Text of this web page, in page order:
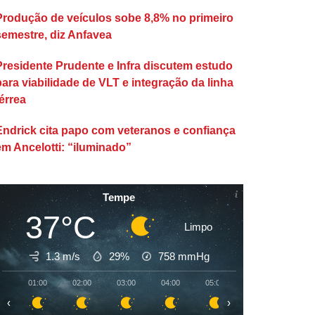
de veículos sobe 8,8% no primeiro
diz Anfavea
Prudente e Infra discutem estudo
viabilidade de VLT e integração da linha
cita papo com veteranos e confiança
Ancelotti: “iluminado”
Tempe
37°C Limpo
1.3 m/s 29% 758 mmHg
01:00 02:00 03:00 04:00 05:00
‹ ›